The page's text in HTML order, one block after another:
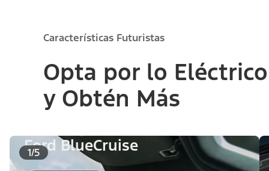
Características Futuristas
Opta por lo Eléctrico
y Obtén Más
1/5
Ford BlueCruise